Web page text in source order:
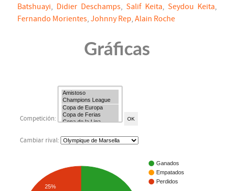
Batshuayi, Didier Deschamps, Salif Keita, Seydou Keita,
Fernando Morientes, Johnny Rep, Alain Roche
Gráficas
Competición:
Cambiar rival:
Ganados
Empatados
Perdidos
25%